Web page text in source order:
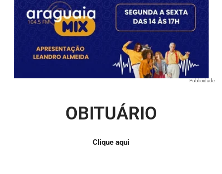
Publicidade
OBITUÁRIO
Clique aqui